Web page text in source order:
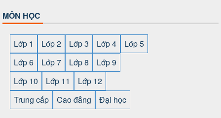
MÔN HỌC
Lớp 1 Lớp 2 Lớp 3 Lớp 4
Lớp 5
Lớp 6
Lớp 7 Lớp 8
Lớp 9
Lớp 10
Lớp 11
Lớp 12
Trung cấp
Cao đẳng Đại học